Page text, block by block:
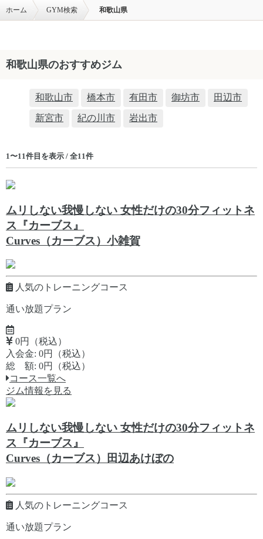
ホーム GYM検索 和歌山県
和歌山県のおすすめジム
和歌山市 橋本市 有田市 御坊市 田辺市
新宮市 紀の川市 岩出市
1〜11件目を表示 / 全11件
ムリしない我慢しない 女性だけの30分フィットネ
ス『カーブス』
Curves（カーブス）小雑賀
人気のトレーニングコース
通い放題プラン
0円（税込）
入会金: 0円（税込）
総 額: 0円（税込）
コース一覧へ
ジム情報を見る
ムリしない我慢しない 女性だけの30分フィットネ
ス『カーブス』
Curves（カーブス）田辺あけぼの
人気のトレーニングコース
通い放題プラン